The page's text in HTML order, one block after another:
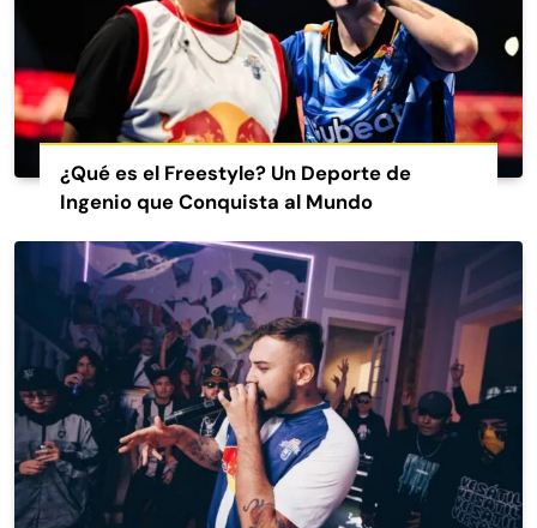
¿Qué es el Freestyle? Un Deporte de
Ingenio que Conquista al Mundo